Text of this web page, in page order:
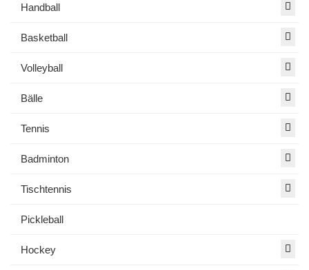
Handball
Basketball
Volleyball
Bälle
Tennis
Badminton
Tischtennis
Pickleball
Hockey